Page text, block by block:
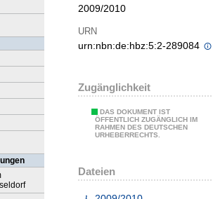
2009/2010
URN
urn:nbn:de:hbz:5:2-289084
Zugänglichkeit
DAS DOKUMENT IST
ÖFFENTLICH ZUGÄNGLICH IM
RAHMEN DES DEUTSCHEN
URHEBERRECHTS.
Dateien